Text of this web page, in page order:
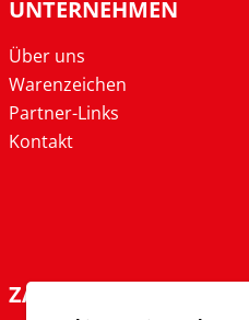
UNTERNEHMEN
Über uns
Warenzeichen
Partner-Links
Kontakt
ZAHLARTEN